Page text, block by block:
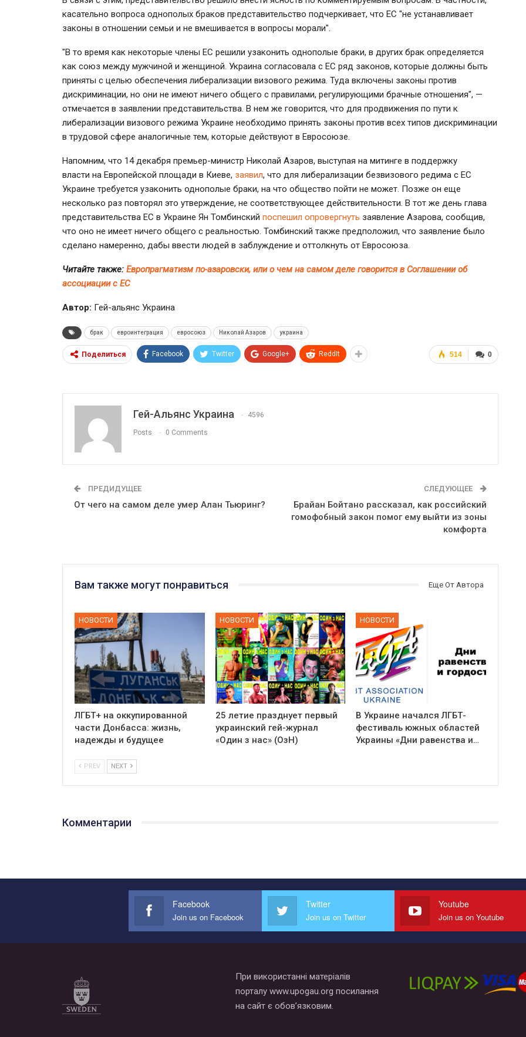
касательно вопроса однополых браков представительство подчеркивает, что ЕС "не устанавливает
законы в отношении семьи и не вмешивается в вопросы морали".
"В то время как некоторые члены ЕС решили узаконить однополые браки, в других брак определяется
как союз между мужчиной и женщиной. Украина согласовала с ЕС ряд законов, которые должны быть
приняты с целью обеспечения либерализации визового режима. Туда включены законы против
дискриминации, но они не имеют ничего общего с правилами, регулирующими брачные отношения", —
отмечается в заявлении представительства. В нем же говорится, что для продвижения по пути к
либерализации визового режима Украине необходимо принять законы против всех типов дискриминации
в трудовой сфере аналогичные тем, которые действуют в Евросоюзе.
Напомним, что 14 декабря премьер-министр Николай Азаров, выступая на митинге в поддержку
власти на Европейской площади в Киеве, заявил, что для либерализации безвизового редима с ЕС
Украине требуется узаконить однополые браки, на что общество пойти не может. Позже он еще
несколько раз повторял это утверждение, не соответствующее действительности. В тот же день глава
представительства ЕС в Украине Ян Томбинский поспешил опровергнуть заявление Азарова, сообщив,
что оно не имеет ничего общего с реальностью. Томбинский также предположил, что заявление было
сделано намеренно, дабы ввести людей в заблуждение и оттолкнуть от Евросоюза.
Читайте также: Европрагматизм по-азаровски, или о чем на самом деле говорится в Соглашении об
ассоциации с ЕС
Автор: Гей-альянс Украина
брак евроинтеграция евросоюз Николай Азаров украина
0
514
Поделиться Facebook Twitter Google+ ReddIt
Гей-Альянс Украина 4596
Posts 0 Comments
ПРЕДИДУЩЕЕ
От чего на самом деле умер Алан Тьюринг?
СЛЕДУЮЩЕЕ
Брайан Бойтано рассказал, как российский
гомофобный закон помог ему выйти из зоны
комфорта
Вам также могут понравиться Еще От Автора
НОВОСТИ
ЛГБТ+ на оккупированной
части Донбасса: жизнь,
надежды и будущее
НОВОСТИ
25 летие празднует первый
украинский гей-журнал
«Один з нас» (ОзН)
НОВОСТИ
В Украине начался ЛГБТ-
фестиваль южных областей
Украины «Дни равенства и…
PREV NEXT
Комментарии
Facebook
Join us on Facebook
Twitter
Join us on Twitter
Youtube
Join us on Youtube
При використанні матеріалів
порталу www.upogau.org посилання
на сайт є обов’язковим.